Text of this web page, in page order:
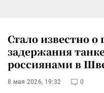
Стало известно
задержания
россиянами в
8 мая 2026, 19:32 0